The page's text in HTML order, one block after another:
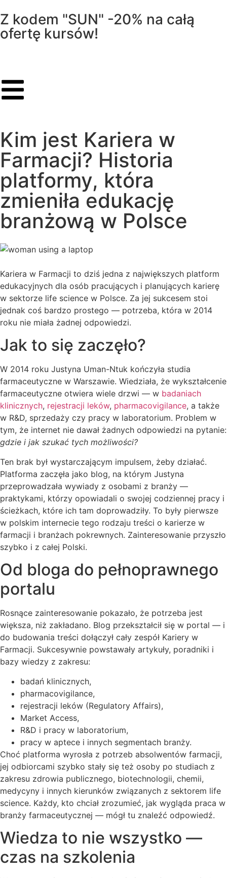
Z kodem "SUN" -20% na całą
ofertę kursów!
Kim jest Kariera w
Farmacji? Historia
platformy, która
zmieniła edukację
branżową w Polsce
Kariera w Farmacji to dziś jedna z największych platform
edukacyjnych dla osób pracujących i planujących karierę
w sektorze life science w Polsce. Za jej sukcesem stoi
jednak coś bardzo prostego — potrzeba, która w 2014
roku nie miała żadnej odpowiedzi.
Jak to się zaczęło?
W 2014 roku Justyna Uman-Ntuk kończyła studia
farmaceutyczne w Warszawie. Wiedziała, że wykształcenie
farmaceutyczne otwiera wiele drzwi — w badaniach
klinicznych, rejestracji leków, pharmacovigilance, a także
w R&D, sprzedaży czy pracy w laboratorium. Problem w
tym, że internet nie dawał żadnych odpowiedzi na pytanie:
gdzie i jak szukać tych możliwości?
Ten brak był wystarczającym impulsem, żeby działać.
Platforma zaczęła jako blog, na którym Justyna
przeprowadzała wywiady z osobami z branży —
praktykami, którzy opowiadali o swojej codziennej pracy i
ścieżkach, które ich tam doprowadziły. To były pierwsze
w polskim internecie tego rodzaju treści o karierze w
farmacji i branżach pokrewnych. Zainteresowanie przyszło
szybko i z całej Polski.
Od bloga do pełnoprawnego
portalu
Rosnące zainteresowanie pokazało, że potrzeba jest
większa, niż zakładano. Blog przekształcił się w portal — i
do budowania treści dołączył cały zespół Kariery w
Farmacji. Sukcesywnie powstawały artykuły, poradniki i
bazy wiedzy z zakresu:
badań klinicznych,
pharmacovigilance,
rejestracji leków (Regulatory Affairs),
Market Access,
R&D i pracy w laboratorium,
pracy w aptece i innych segmentach branży.
Choć platforma wyrosła z potrzeb absolwentów farmacji,
jej odbiorcami szybko stały się też osoby po studiach z
zakresu zdrowia publicznego, biotechnologii, chemii,
medycyny i innych kierunków związanych z sektorem life
science. Każdy, kto chciał zrozumieć, jak wygląda praca w
branży farmaceutycznej — mógł tu znaleźć odpowiedź.
Wiedza to nie wszystko —
czas na szkolenia